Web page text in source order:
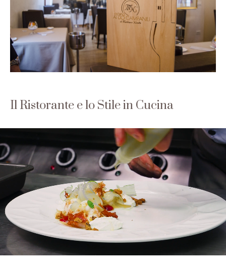
Il Ristorante e lo Stile in Cucina